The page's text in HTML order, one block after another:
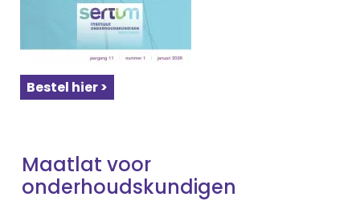
Bestel hier >
Maatlat voor
onderhoudskundigen